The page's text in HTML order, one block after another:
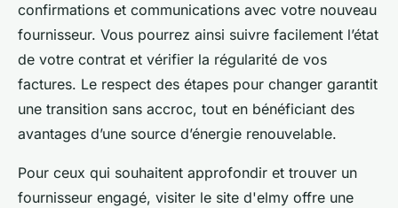
confirmations et communications avec votre nouveau
fournisseur. Vous pourrez ainsi suivre facilement l’état
de votre contrat et vérifier la régularité de vos
factures. Le respect des étapes pour changer garantit
une transition sans accroc, tout en bénéficiant des
avantages d’une source d’énergie renouvelable.
Pour ceux qui souhaitent approfondir et trouver un
fournisseur engagé, visiter le site d'elmy offre une